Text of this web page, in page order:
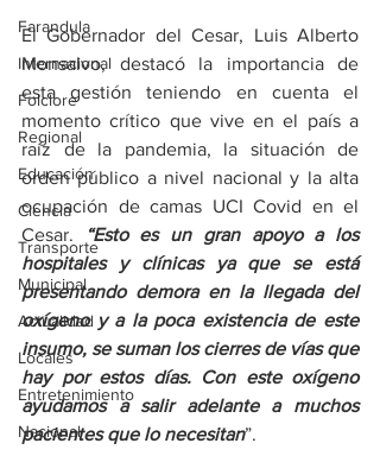
Farandula
Internacional
Folclore
Regional
Educación
Ciencia
Transporte
Municipal
Actualidad
Locales
Entretenimiento
Nacional
El Gobernador del Cesar, Luis Alberto
Monsalvo, destacó la importancia de
esta gestión teniendo en cuenta el
momento crítico que vive en el país a
raíz de la pandemia, la situación de
orden público a nivel nacional y la alta
ocupación de camas UCI Covid en el
Cesar.
“Esto es un gran apoyo a los
hospitales y clínicas ya que se está
presentando demora en la llegada del
oxígeno y a la poca existencia de este
insumo, se suman los cierres de vías que
hay por estos días. Con este oxígeno
ayudamos a salir adelante a muchos
pacientes que lo necesitan”.